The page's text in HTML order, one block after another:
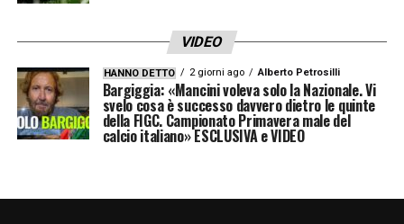
VIDEO
HANNO DETTO 2 giorni ago Alberto Petrosilli
Bargiggia: «Mancini voleva solo la Nazionale. Vi
svelo cosa è successo davvero dietro le quinte
della FIGC. Campionato Primavera male del
calcio italiano» ESCLUSIVA e VIDEO